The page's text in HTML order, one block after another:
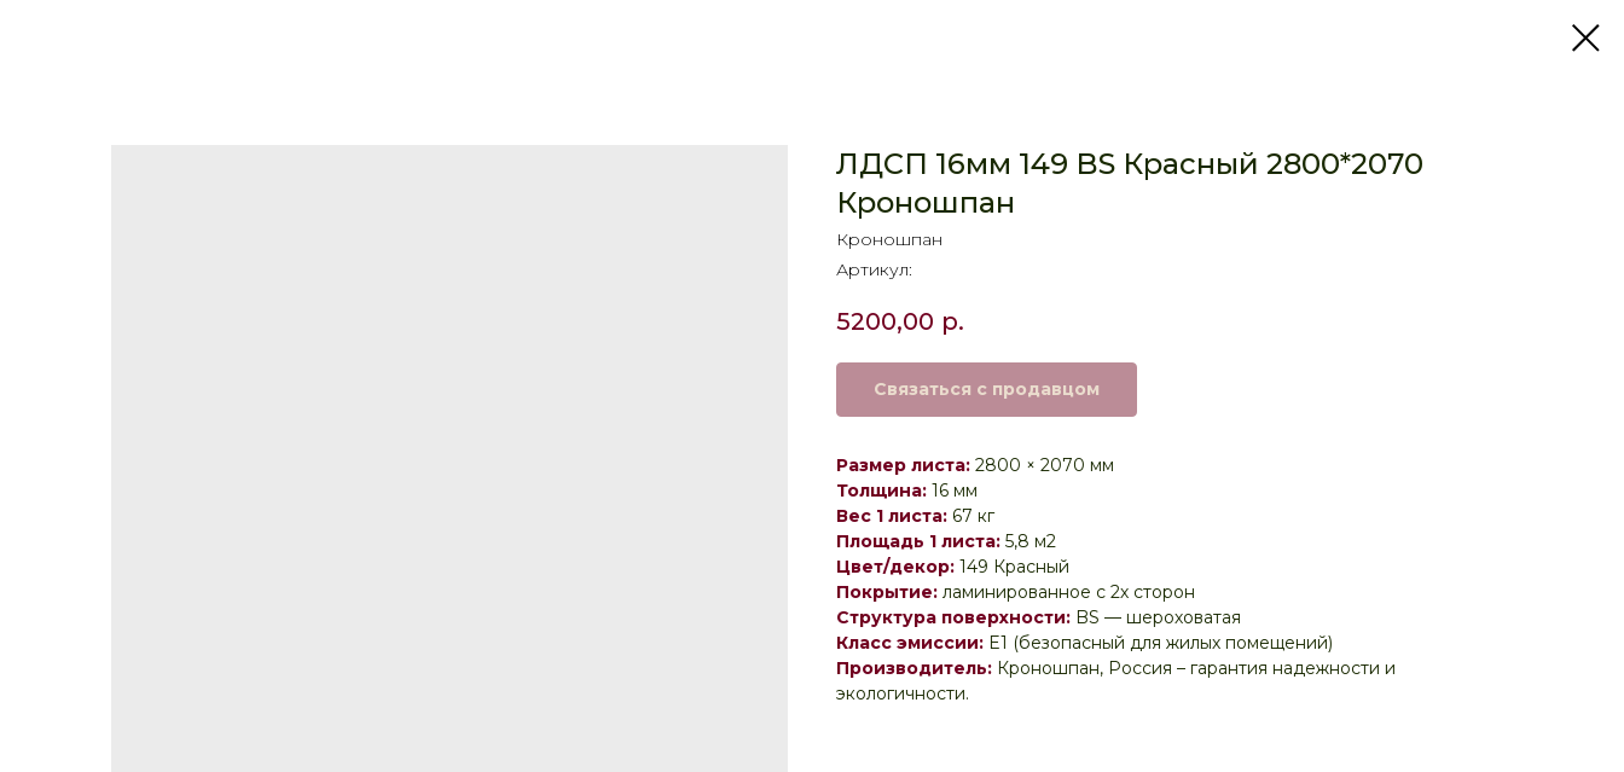
ЛДСП 16мм 149 BS Красный 2800*2070
Кроношпан
Кроношпан
Артикул:
5200,00 р.
Связаться с продавцом
Размер листа: 2800 × 2070 мм
Толщина: 16 мм
Вес 1 листа: 67 кг
Площадь 1 листа: 5,8 м2
Цвет/декор: 149 Красный
Покрытие: ламинированное с 2х сторон
Структура поверхности: BS — шероховатая
Класс эмиссии: E1 (безопасный для жилых помещений)
Производитель: Кроношпан, Россия – гарантия надежности и
экологичности.